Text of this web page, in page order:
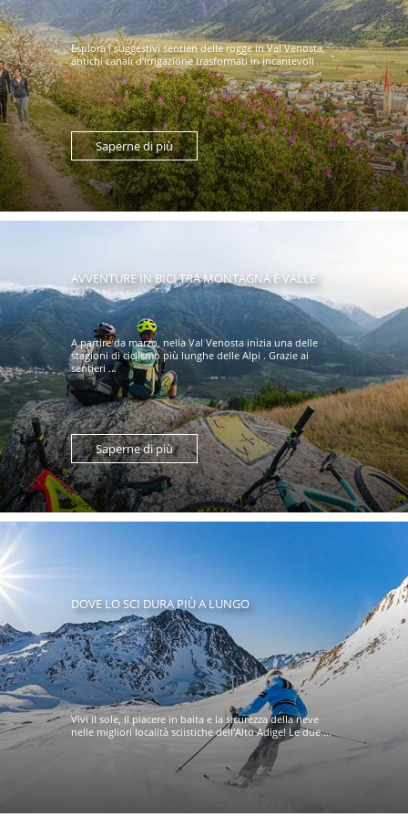
Esplora i suggestivi sentieri delle rogge in Val Venosta,
antichi canali d’irrigazione trasformati in incantevoli ...
Saperne di più
AVVENTURE IN BICI TRA MONTAGNA E VALLE
A partire da marzo, nella Val Venosta inizia una delle
stagioni di ciclismo più lunghe delle Alpi . Grazie ai
sentieri ...
Saperne di più
DOVE LO SCI DURA PIÙ A LUNGO
Vivi il sole, il piacere in baita e la sicurezza della neve
nelle migliori località sciistiche dell'Alto Adige! Le due ...